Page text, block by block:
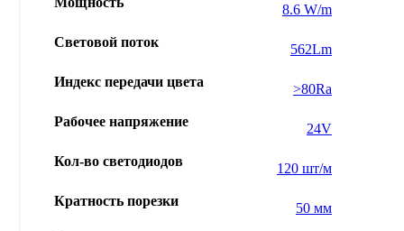
8.6 W/m
Световой поток 562Lm
Индекс передачи цвета >80Ra
Рабочее напряжение 24V
Кол-во светодиодов 120 шт/м
Кратность порезки 50 мм